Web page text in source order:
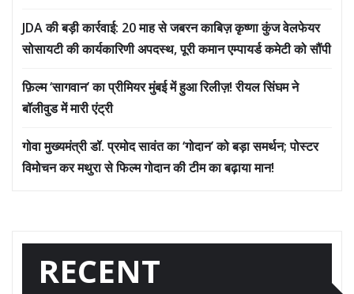
JDA की बड़ी कार्रवाई: 20 माह से जबरन काबिज़ कृष्णा कुंज वेलफेयर
सोसायटी की कार्यकारिणी अपदस्थ, पूरी कमान एम्पायर्ड कमेटी को सौंपी
फ़िल्म ‘सागवान’ का प्रीमियर मुंबई में हुआ रिलीज़! रीयल सिंघम ने
बॉलीवुड में मारी एंट्री
गोवा मुख्यमंत्री डॉ. प्रमोद सावंत का ‘गोदान’ को बड़ा समर्थन; पोस्टर
विमोचन कर मथुरा से फिल्म गोदान की टीम का बढ़ाया मान!
RECENT